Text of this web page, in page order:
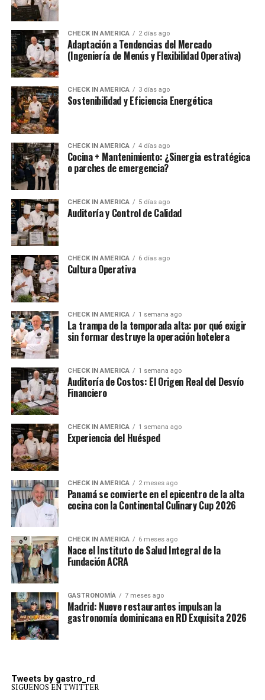
CHECK IN AMERICA 2 días ago
Adaptación a Tendencias del Mercado
(Ingeniería de Menús y Flexibilidad Operativa)
CHECK IN AMERICA 3 días ago
Sostenibilidad y Eficiencia Energética
CHECK IN AMERICA 4 días ago
Cocina + Mantenimiento: ¿Sinergia estratégica
o parches de emergencia?
CHECK IN AMERICA 5 días ago
Auditoría y Control de Calidad
CHECK IN AMERICA 6 días ago
Cultura Operativa
CHECK IN AMERICA 1 semana ago
La trampa de la temporada alta: por qué exigir
sin formar destruye la operación hotelera
CHECK IN AMERICA 1 semana ago
Auditoría de Costos: El Origen Real del Desvío
Financiero
CHECK IN AMERICA 1 semana ago
Experiencia del Huésped
CHECK IN AMERICA 2 meses ago
Panamá se convierte en el epicentro de la alta
cocina con la Continental Culinary Cup 2026
CHECK IN AMERICA 6 meses ago
Nace el Instituto de Salud Integral de la
Fundación ACRA
GASTRONOMÍA 7 meses ago
Madrid: Nueve restaurantes impulsan la
gastronomía dominicana en RD Exquisita 2026
Tweets by gastro_rd
SIGUENOS EN TWITTER